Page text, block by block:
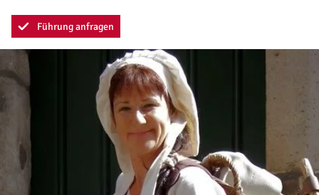
Führung anfragen